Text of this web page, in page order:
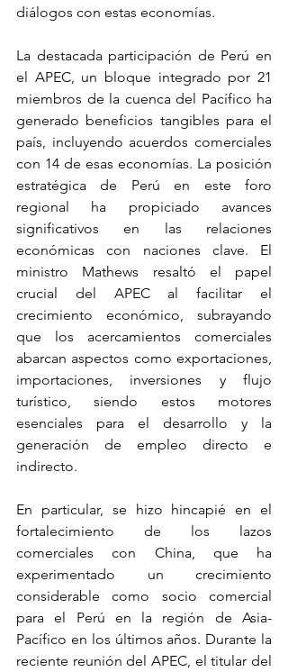
diálogos con estas economías.
La destacada participación de Perú en
el APEC, un bloque integrado por 21
miembros de la cuenca del Pacífico ha
generado beneficios tangibles para el
país, incluyendo acuerdos comerciales
con 14 de esas economías. La posición
estratégica de Perú en este foro
regional ha propiciado avances
significativos en las relaciones
económicas con naciones clave. El
ministro Mathews resaltó el papel
crucial del APEC al facilitar el
crecimiento económico, subrayando
que los acercamientos comerciales
abarcan aspectos como exportaciones,
importaciones, inversiones y flujo
turístico, siendo estos motores
esenciales para el desarrollo y la
generación de empleo directo e
indirecto.
En particular, se hizo hincapié en el
fortalecimiento de los lazos
comerciales con China, que ha
experimentado un crecimiento
considerable como socio comercial
para el Perú en la región de Asia-
Pacífico en los últimos años. Durante la
reciente reunión del APEC, el titular del